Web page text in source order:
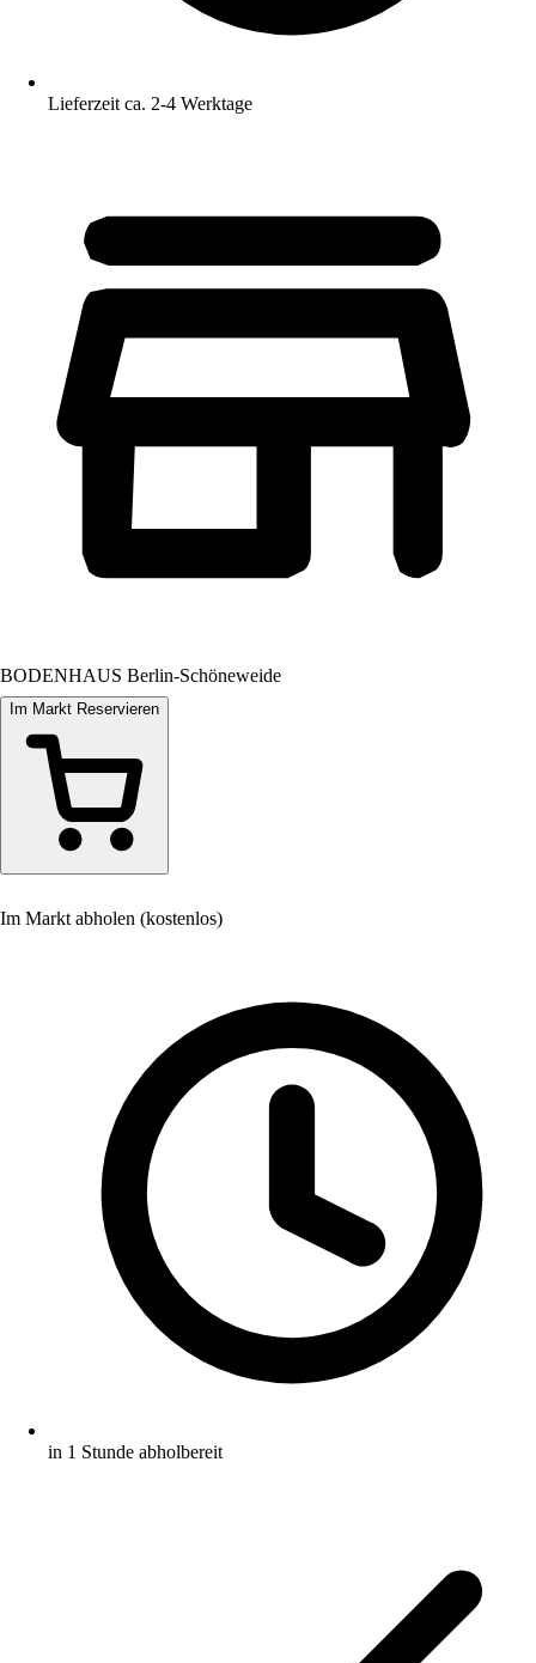
Lieferzeit ca. 2-4 Werktage
BODENHAUS Berlin-Schöneweide
Im Markt Reservieren
Im Markt abholen (kostenlos)
in 1 Stunde abholbereit